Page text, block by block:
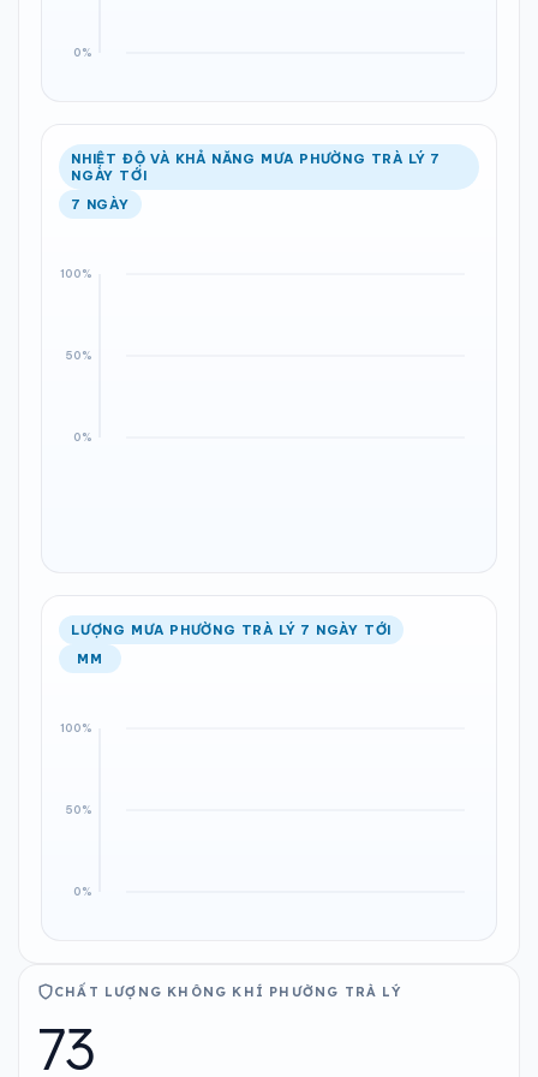
NHIỆT ĐỘ VÀ KHẢ NĂNG MƯA PHƯỜNG TRÀ LÝ 7
NGÀY TỚI
7 NGÀY
LƯỢNG MƯA PHƯỜNG TRÀ LÝ 7 NGÀY TỚI
MM
CHẤT LƯỢNG KHÔNG KHÍ PHƯỜNG TRÀ LÝ
73